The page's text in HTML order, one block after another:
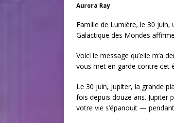
Aurora Ray
Famille de Lumière, le 30
Galactique des Mondes
Voici le message qu’elle m’a
vous met en garde contre cet
Le 30 juin, Jupiter, la grande
fois depuis douze ans. Jupiter
votre vie s’épanouit —